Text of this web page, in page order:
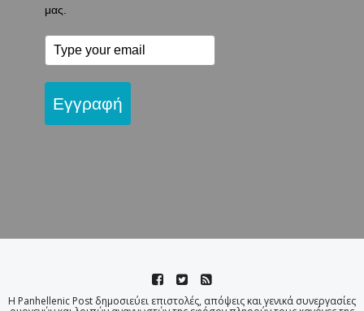
μας.
Εγγραφή
Η Panhellenic Post δημοσιεύει επιστολές, απόψεις και γενικά συνεργασίες